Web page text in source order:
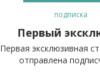
подписка
Первый
Первая эксклюзивная
отправлена